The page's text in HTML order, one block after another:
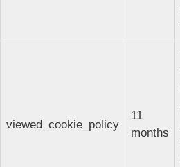
viewed_cookie_policy
11
months